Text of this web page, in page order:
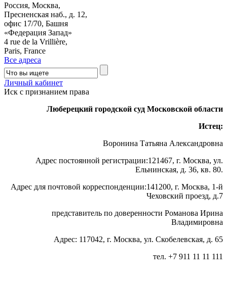
Россия, Москва,
Пресненская наб., д. 12,
офис 17/70, Башня
«Федерация Запад»
4 rue de la Vrillière,
Paris, France
Все адреса
Личный кабинет
Иск с признанием права
Люберецкий городской суд Московской области
Истец:
Воронина Татьяна Александровна
Адрес постоянной регистрации:121467, г. Москва, ул.
Ельнинская, д. 36, кв. 80.
Адрес для почтовой корреспонденции:141200, г. Москва, 1-й
Чеховский проезд, д.7
представитель по доверенности Романова Ирина
Владимировна
Адрес: 117042, г. Москва, ул. Скобелевская, д. 65
тел. +7 911 11 11 111